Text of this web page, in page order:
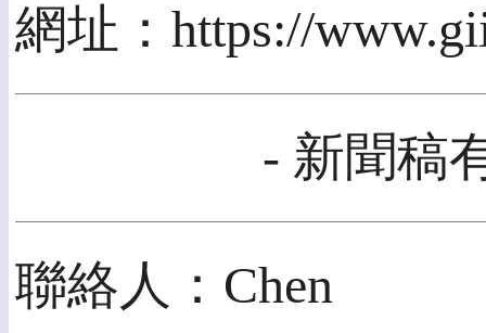
網址：https://
- 新聞稿
聯絡人：Chen